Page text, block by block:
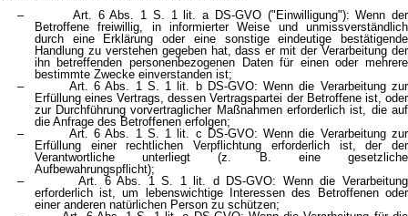
– Art. 6 Abs. 1 S. 1 lit. a DS-GVO ("Einwilligung"): Wenn der
Betroffene freiwillig, in informierter Weise und unmissverständlich
durch eine Erklärung oder eine sonstige eindeutige bestätigende
Handlung zu verstehen gegeben hat, dass er mit der Verarbeitung der
ihn betreffenden personenbezogenen Daten für einen oder mehrere
bestimmte Zwecke einverstanden ist;
– Art. 6 Abs. 1 S. 1 lit. b DS-GVO: Wenn die Verarbeitung zur
Erfüllung eines Vertrags, dessen Vertragspartei der Betroffene ist, oder
zur Durchführung vorvertraglicher Maßnahmen erforderlich ist, die auf
die Anfrage des Betroffenen erfolgen;
– Art. 6 Abs. 1 S. 1 lit. c DS-GVO: Wenn die Verarbeitung zur
Erfüllung einer rechtlichen Verpflichtung erforderlich ist, der der
Verantwortliche unterliegt (z. B. eine gesetzliche
Aufbewahrungspflicht);
– Art. 6 Abs. 1 S. 1 lit. d DS-GVO: Wenn die Verarbeitung
erforderlich ist, um lebenswichtige Interessen des Betroffenen oder
einer anderen natürlichen Person zu schützen;